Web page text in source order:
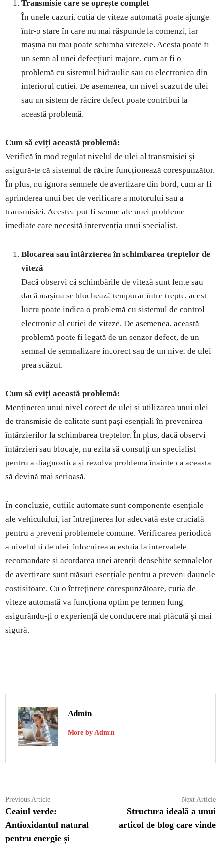
Transmisie care se oprește complet
În unele cazuri, cutia de viteze automată poate ajunge
într-o stare în care nu mai răspunde la comenzi, iar
mașina nu mai poate schimba vitezele. Acesta poate fi
un semn al unei defecțiuni majore, cum ar fi o
problemă cu sistemul hidraulic sau cu electronica din
interiorul cutiei. De asemenea, un nivel scăzut de ulei
sau un sistem de răcire defect poate contribui la
această problemă.
Cum să eviți această problemă:
Verifică în mod regulat nivelul de ulei al transmisiei și
asigură-te că sistemul de răcire funcționează corespunzător.
În plus, nu ignora semnele de avertizare din bord, cum ar fi
aprinderea unui bec de verificare a motorului sau a
transmisiei. Acestea pot fi semne ale unei probleme
imediate care necesită intervenția unui specialist.
Blocarea sau întârzierea în schimbarea treptelor de
viteză
Dacă observi că schimbările de viteză sunt lente sau
dacă mașina se blochează temporar între trepte, acest
lucru poate indica o problemă cu sistemul de control
electronic al cutiei de viteze. De asemenea, această
problemă poate fi legată de un senzor defect, de un
semnal de semnalizare incorect sau de un nivel de ulei
prea scăzut.
Cum să eviți această problemă:
Menținerea unui nivel corect de ulei și utilizarea unui ulei
de transmisie de calitate sunt pași esențiali în prevenirea
întârzierilor la schimbarea treptelor. În plus, dacă observi
întârzieri sau blocaje, nu ezita să consulți un specialist
pentru a diagnostica și rezolva problema înainte ca aceasta
să devină mai serioasă.
În concluzie, cutiile automate sunt componente esențiale
ale vehiculului, iar întreținerea lor adecvată este crucială
pentru a preveni problemele comune. Verificarea periodică
a nivelului de ulei, înlocuirea acestuia la intervalele
recomandate și acordarea unei atenții deosebite semnalelor
de avertizare sunt măsuri esențiale pentru a preveni daunele
costisitoare. Cu o întreținere corespunzătoare, cutia de
viteze automată va funcționa optim pe termen lung,
asigurându-ți o experiență de conducere mai plăcută și mai
sigură.
Admin
More by Admin
Navigare
în
articole
Previous ArticlePrevious
article:
Ceaiul verde:
Antioxidantul natural
pentru energie și
Next Article
Structura ideală a unui
articol de blog care vinde